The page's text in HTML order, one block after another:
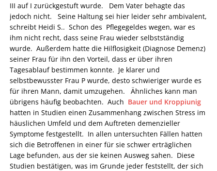
III auf I zurückgestuft wurde. Dem Vater behagte das
jedoch nicht. Seine Haltung sei hier leider sehr ambivalent,
schreibt Heidi S.. Schon des Pflegegeldes wegen, war es
ihm nicht recht, dass seine Frau wieder selbstständig
wurde. Außerdem hatte die Hilflosigkeit (Diagnose Demenz)
seiner Frau für ihn den Vorteil, dass er über ihren
Tagesablauf bestimmen konnte. Je klarer und
selbstbewusster Frau P wurde, desto schwieriger wurde es
für ihren Mann, damit umzugehen. Ähnliches kann man
übrigens häufig beobachten. Auch Bauer und Kroppiunig
hatten in Studien einen Zusammenhang zwischen Stress im
häuslichen Umfeld und dem Auftreten demenzieller
Symptome festgestellt. In allen untersuchten Fällen hatten
sich die Betroffenen in einer für sie schwer erträglichen
Lage befunden, aus der sie keinen Ausweg sahen. Diese
Studien bestätigen, was im Grunde jeder feststellt, der sich